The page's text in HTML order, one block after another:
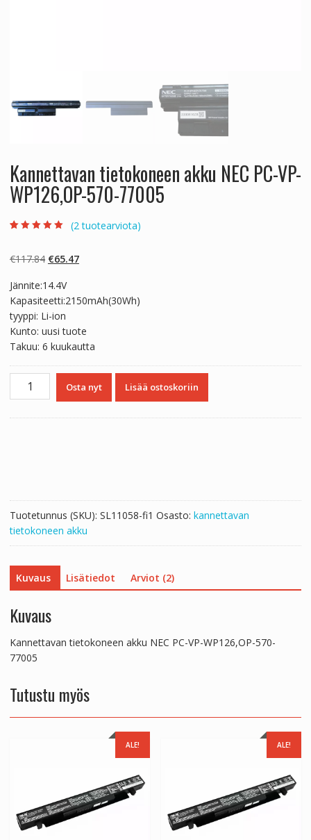
Kannettavan tietokoneen akku NEC PC-VP-
WP126,OP-570-77005
asiakkaan
(2tuotearviota)
€117.84 Alkuperäinen
oli:
€117.84.
€65.47Nykyinen
€65.47.
Jännite:14.4V
Kapasiteetti:2150mAh(30Wh)
tyyppi: Li-ion
Kunto: uusi tuote
Takuu: 6 kuukautta
Kannettavan
tietokoneen
77005
määrä
Osta nyt Lisää ostoskoriin
Tuotetunnus (SKU): SL11058-fi1 Osasto: kannettavan
tietokoneen akku
Kuvaus Lisätiedot Arviot (2)
Kuvaus
Kannettavan tietokoneen akku NEC PC-VP-WP126,OP-570-
77005
Tutustu myös
ALE! ALE!